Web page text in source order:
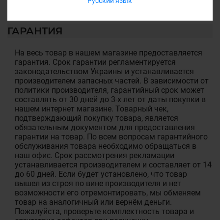
ГАРАНТИЯ
На весь товар в нашем магазине предоставляется
гарантия. Срок гарантии регламентируется
законодательством Украины и устанавливается
производителем запасных частей. В зависимости от
политики производителя, гарантийный срок может
составлять от 30 дней до 3-х лет от даты покупки в
нашем интернет магазине. Товарный чек,
подтверждающий покупку товара, является
обязательным документом для предоставления
гарантии на товар. По всем вопросам гарантийного
обслуживания товара необходимо обращаться в
наш офис. Срок рассмотрения рекламации
устанавливается производителем и составляет от 14
до 60 дней. Если будет установлено, что товар
вышел из строя по вине производителя и нет
возможности его отремонтировать, мы обменяем
товар на аналогичный или вернём деньги.
Пожалуйста, проверьте комплектность товара и